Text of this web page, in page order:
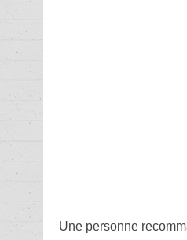
Une personne